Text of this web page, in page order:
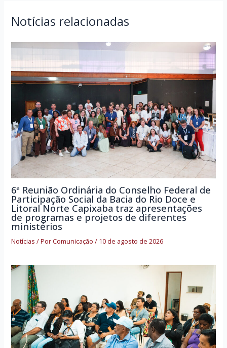
Notícias relacionadas
6ª Reunião Ordinária do Conselho Federal de
Participação Social da Bacia do Rio Doce e
Litoral Norte Capixaba traz apresentações
de programas e projetos de diferentes
ministérios
Notícias / PorComunicação/ 10 de agosto de 2026